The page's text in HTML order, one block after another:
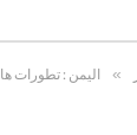
» اليمن : تطورات